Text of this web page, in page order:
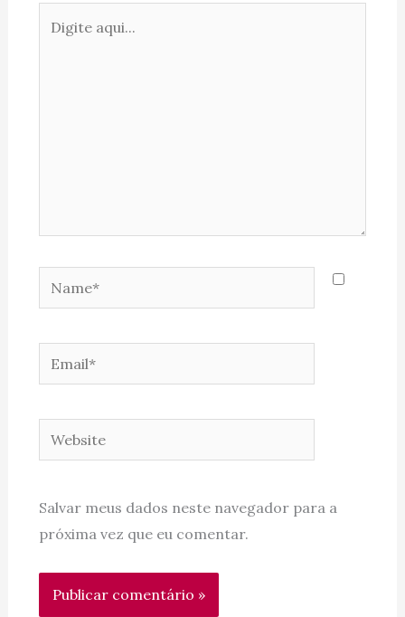
aqui...
Website
Salvar meus dados neste navegador para a
próxima vez que eu comentar.